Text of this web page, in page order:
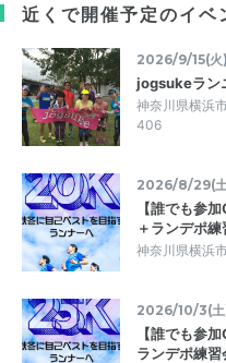
近くで開催予定のイベ
2026/9/15(火)
jogsukeラン
神奈川県横浜
406
2026/8/29(
【誰でも参
＋ランデポ
神奈川県横浜
2026/10/3(
【誰でも参
ランデポ練習